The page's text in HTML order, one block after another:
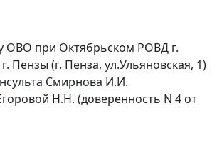
ОВО при Октябрьском РОВД г.
(г. Пенза, ул.Ульяновская, 1)
Смирнова И.И.
Н.Н. (доверенность N 4 от